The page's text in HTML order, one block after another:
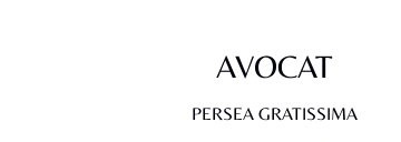
AVOCAT
PERSEA GRATISSIMA